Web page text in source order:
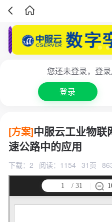
您还未登录，登
登录
[方案]中服云工业物联
速公路中的应用
下载：2 阅读：1154 31页